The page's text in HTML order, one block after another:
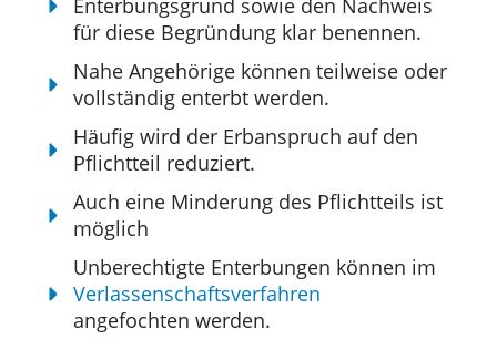
Enterbungsgrund sowie den Nachweis
für diese Begründung klar benennen.
Nahe Angehörige können teilweise oder
vollständig enterbt werden.
Häufig wird der Erbanspruch auf den
Pflichtteil reduziert.
Auch eine Minderung des Pflichtteils ist
möglich
Unberechtigte Enterbungen können im
Verlassenschaftsverfahren
angefochten werden.